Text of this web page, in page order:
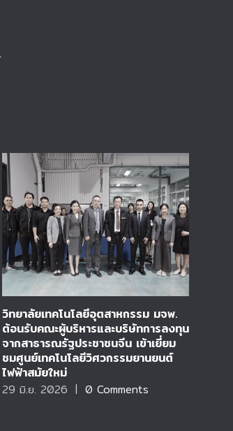
วิทยาลัยเทคโนโลยีอุตสาหกรรม มจพ.
ต้อนรับคณะผู้บริหารและบริษัทการลงทุน
จากสาธารณรัฐประชาชนจีน เข้าเยี่ยม
ชมศูนย์เทคโนโลยีวิศวกรรมยานยนต์
ไฟฟ้าสมัยใหม่
29 มิ.ย. 2026 | 0 Comments
วิทย
กา